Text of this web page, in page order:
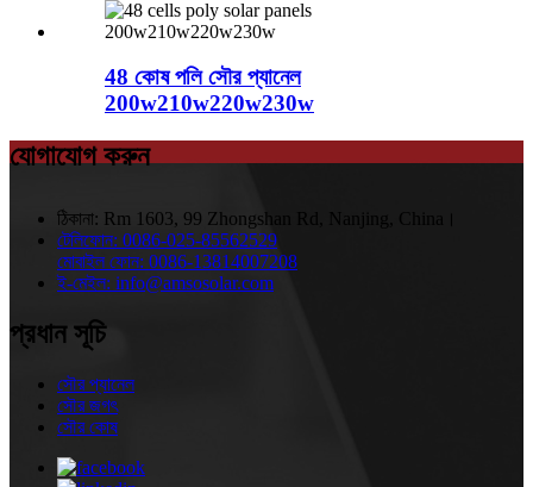
48 কোষ পলি সৌর প্যানেল
200w210w220w230w
যোগাযোগ করুন
ঠিকানা: Rm 1603, 99 Zhongshan Rd, Nanjing, China।
টেলিফোন: 0086-025-85562529
মোবাইল ফোন: 0086-13814007208
ই-মেইল: info@amsosolar.com
প্রধান সূচি
সৌর প্যানেল
সৌর জগৎ
সৌর কোষ